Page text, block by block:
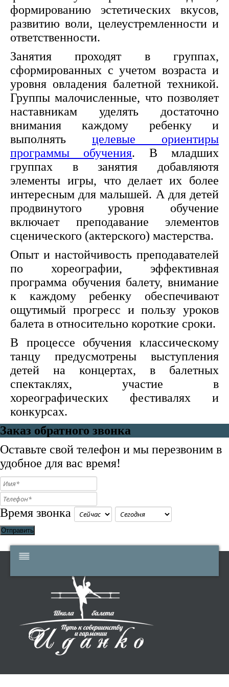
формированию эстетических вкусов,
развитию воли, целеустремленности и
ответственности.
Занятия проходят в группах,
сформированных с учетом возраста и
уровня овладения балетной техникой.
Группы малочисленные, что позволяет
наставникам уделять достаточно
внимания каждому ребенку и
выполнять целевые ориентиры
программы обучения. В младших
группах в занятия добавляютя
элементы игры, что делает их более
интересным для малышей. А для детей
продвинутого уровня обучение
включает преподавание элементов
сценического (актерского) мастерства.
Опыт и настойчивость преподавателей
по хореографии, эффективная
программа обучения балету, внимание
к каждому ребенку обеспечивают
ощутимый прогресс и пользу уроков
балета в относительно короткие сроки.
В процессе обучения классическому
танцу предусмотрены выступления
детей на концертах, в балетных
спектаклях, участие в
хореографических фестивалях и
конкурсах.
Заказ обратного звонка
Оставьте свой телефон и мы перезвоним в
удобное для вас время!
Время звонка
Отправить